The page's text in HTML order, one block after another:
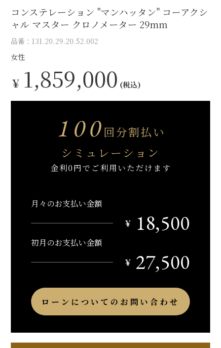
コンステレーション "マンハッタン " コーアクシ
ャル マスター クロノメーター 29mm
品番：131.20.29.20.52.002
女性
￥ 1,859,000 (税込)
100回分割払い
シミュレーション
金利0円でご利用いただけます
月々のお支払い金額
￥
18,500
初月のお支払い金額
￥ 27,500
ローンについてのお問い合わせ